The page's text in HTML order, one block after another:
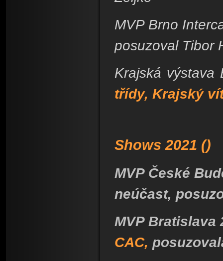
MVP Brno
posuzoval Tibor
Krajská
třídy, Krajský
Shows 2021 ()
MVP České
neúčast,
MVP
CAC,